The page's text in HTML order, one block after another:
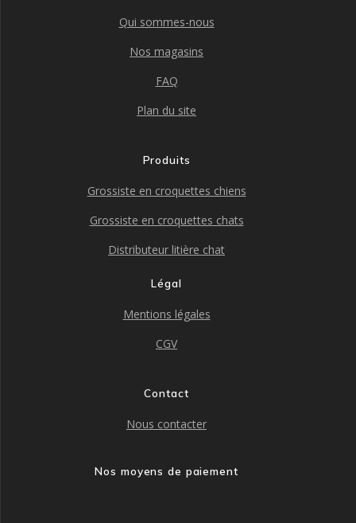
Qui sommes-nous
Nos magasins
FAQ
Plan du site
Produits
Grossiste en croquettes chiens
Grossiste en croquettes chats
Distributeur litière chat
Légal
Mentions légales
CGV
Contact
Nous contacter
Nos moyens de paiement